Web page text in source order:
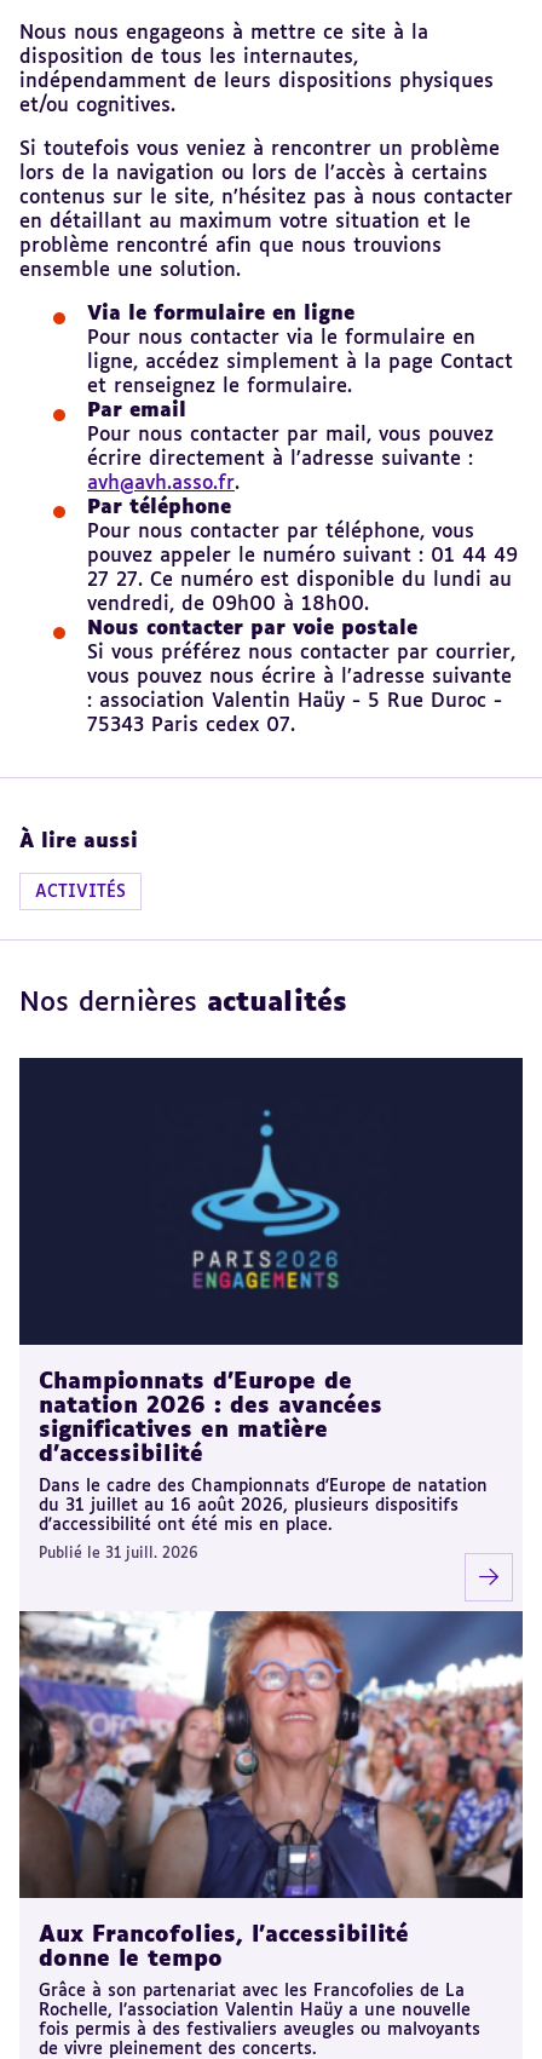
Nous nous engageons à mettre ce site à la
disposition de tous les internautes,
indépendamment de leurs dispositions physiques
et/ou cognitives.
Si toutefois vous veniez à rencontrer un problème
lors de la navigation ou lors de l’accès à certains
contenus sur le site, n’hésitez pas à nous contacter
en détaillant au maximum votre situation et le
problème rencontré afin que nous trouvions
ensemble une solution.
Via le formulaire en ligne
Pour nous contacter via le formulaire en
ligne, accédez simplement à la page Contact
et renseignez le formulaire.
Par email
Pour nous contacter par mail, vous pouvez
écrire directement à l’adresse suivante :
avh@avh.asso.fr.
Par téléphone
Pour nous contacter par téléphone, vous
pouvez appeler le numéro suivant : 01 44 49
27 27. Ce numéro est disponible du lundi au
vendredi, de 09h00 à 18h00.
Nous contacter par voie postale
Si vous préférez nous contacter par courrier,
vous pouvez nous écrire à l’adresse suivante
: association Valentin Haüy - 5 Rue Duroc -
75343 Paris cedex 07.
À lire aussi
ACTIVITÉS
Nos dernières actualités
Championnats d'Europe de
natation 2026 : des avancées
significatives en matière
d'accessibilité
Dans le cadre des Championnats d'Europe de natation
du 31 juillet au 16 août 2026, plusieurs dispositifs
d'accessibilité ont été mis en place.
Publié le 31 juill. 2026
Aux Francofolies, l’accessibilité
donne le tempo
Grâce à son partenariat avec les Francofolies de La
Rochelle, l’association Valentin Haüy a une nouvelle
fois permis à des festivaliers aveugles ou malvoyants
de vivre pleinement des concerts.